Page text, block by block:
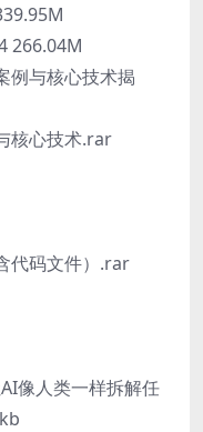
266.04M
例与核心技术揭
核心技术.rar
代码文件）.rar
像人类一样拆解任